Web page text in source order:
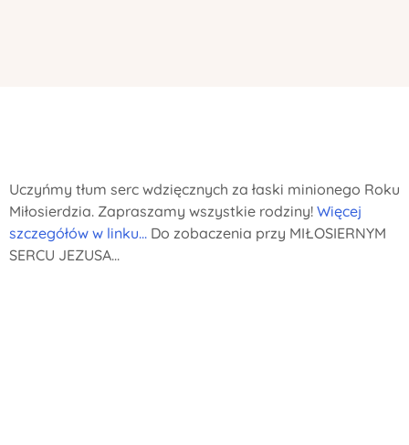
Uczyńmy tłum serc wdzięcznych za łaski minionego Roku
Miłosierdzia. Zapraszamy wszystkie rodziny! Więcej
szczegółów w linku... Do zobaczenia przy MIŁOSIERNYM
SERCU JEZUSA...